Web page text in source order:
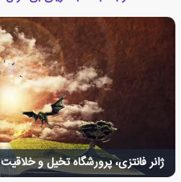
ژانر فانتزی، پرورشگاه تخیل و خلاقیت